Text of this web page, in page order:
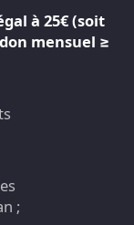
à 25€ (soit
mensuel ≥
;